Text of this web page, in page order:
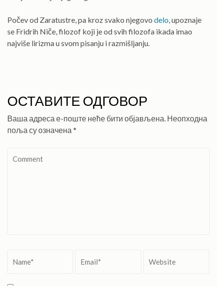
Počev od Zaratustre, pa kroz svako njegovo delo, upoznaje
se Fridrih Niče, filozof koji je od svih filozofa ikada imao
najviše lirizma u svom pisanju i razmišljanju.
ОСТАВИТЕ ОДГОВОР
Ваша адреса е-поште неће бити објављена. Неопходна
поља су означена *